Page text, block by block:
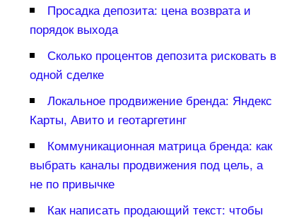
Просадка депозита: цена возврата и
порядок выхода
Сколько процентов депозита рисковать
одной сделке
Локальное продвижение бренда: Яндекс
Карты, Авито и геотаргетин
Коммуникационная матрица бренда: как
ыбрать каналы продвижения под цель, а
не по привычке
Как написать продающий текст: чтобы